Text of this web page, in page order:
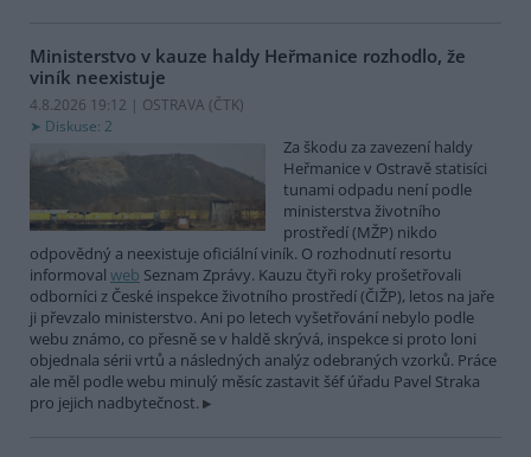
Ministerstvo v kauze haldy Heřmanice rozhodlo, že
viník neexistuje
4.8.2026 19:12 | OSTRAVA (ČTK)
Diskuse: 2
Za škodu za zavezení haldy
Heřmanice v Ostravě statisíci
tunami odpadu není podle
ministerstva životního
prostředí (MŽP) nikdo
odpovědný a neexistuje oficiální viník. O rozhodnutí resortu
informoval web Seznam Zprávy. Kauzu čtyři roky prošetřovali
odborníci z České inspekce životního prostředí (ČIŽP), letos na jaře
ji převzalo ministerstvo. Ani po letech vyšetřování nebylo podle
webu známo, co přesně se v haldě skrývá, inspekce si proto loni
objednala sérii vrtů a následných analýz odebraných vzorků. Práce
ale měl podle webu minulý měsíc zastavit šéf úřadu Pavel Straka
pro jejich nadbytečnost.